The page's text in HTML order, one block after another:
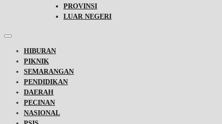
PROVINSI
LUAR NEGERI
HIBURAN
PIKNIK
SEMARANGAN
PENDIDIKAN
DAERAH
PECINAN
NASIONAL